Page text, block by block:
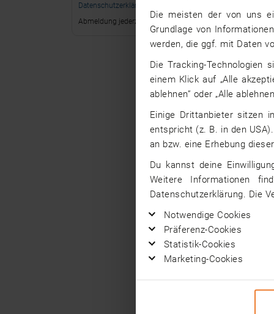
Die meisten der von uns
Grundlage von
werden, die ggf. mit Daten
Die Tracking-Technologien
einem Klick auf „Alle
ablehnen” oder „Alle
Einige Drittanbieter sitzen
entspricht (z. B. in den
an bzw. eine Erhebung
Du kannst deine
Weitere Informationen
Datenschutzerklärung. Die
Notwendige Cookies
Präferenz-Cookies
Statistik-Cookies
Marketing-Cookies
Datenschutzerklärung
Abmeldung jederzeit möglich.